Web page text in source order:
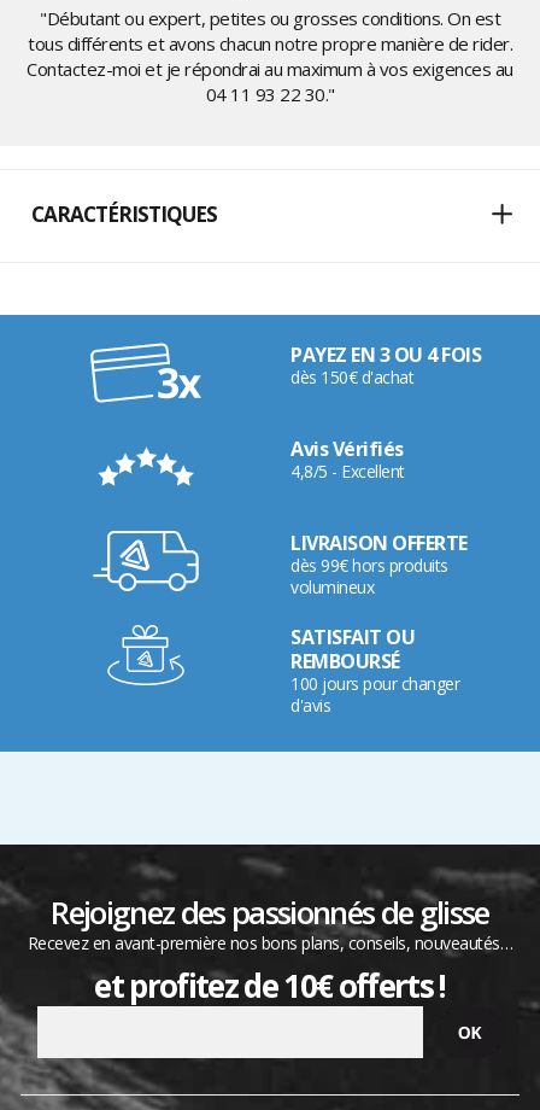
"Débutant ou expert, petites ou grosses conditions. On est
tous différents et avons chacun notre propre manière de rider.
Contactez-moi et je répondrai au maximum à vos exigences au
04 11 93 22 30."
CARACTÉRISTIQUES
PAYEZ EN 3 OU 4 FOIS
dès 150€ d'achat
Avis Vérifiés
4,8/5 - Excellent
LIVRAISON OFFERTE
dès 99€ hors produits
volumineux
SATISFAIT OU
REMBOURSÉ
100 jours pour changer
d'avis
Rejoignez des passionnés de glisse
Recevez en avant-première nos bons plans, conseils, nouveautés…
et profitez de 10€ offerts !